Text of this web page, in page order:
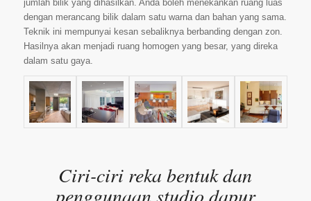
jumlah bilik yang dihasilkan. Anda boleh menekankan ruang luas
dengan merancang bilik dalam satu warna dan bahan yang sama.
Teknik ini mempunyai kesan sebaliknya berbanding dengan zon.
Hasilnya akan menjadi ruang homogen yang besar, yang direka
dalam satu gaya.
Ciri-ciri reka bentuk dan
penggunaan studio dapur